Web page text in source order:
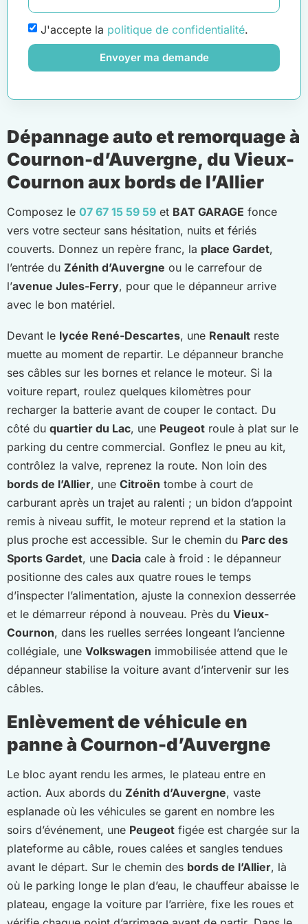
J'accepte la politique de confidentialité.
Envoyer ma demande
Dépannage auto et remorquage à
Cournon-d’Auvergne, du Vieux-
Cournon aux bords de l’Allier
Composez le 07 67 15 59 59 et BAT GARAGE fonce
vers votre secteur sans hésitation, nuits et fériés
couverts. Donnez un repère franc, la place Gardet,
l’entrée du Zénith d’Auvergne ou le carrefour de
l’avenue Jules-Ferry, pour que le dépanneur arrive
avec le bon matériel.
Devant le lycée René-Descartes, une Renault reste
muette au moment de repartir. Le dépanneur branche
ses câbles sur les bornes et relance le moteur. Si la
voiture repart, roulez quelques kilomètres pour
recharger la batterie avant de couper le contact. Du
côté du quartier du Lac, une Peugeot roule à plat sur le
parking du centre commercial. Gonflez le pneu au kit,
contrôlez la valve, reprenez la route. Non loin des
bords de l’Allier, une Citroën tombe à court de
carburant après un trajet au ralenti ; un bidon d’appoint
remis à niveau suffit, le moteur reprend et la station la
plus proche est accessible. Sur le chemin du Parc des
Sports Gardet, une Dacia cale à froid : le dépanneur
positionne des cales aux quatre roues le temps
d’inspecter l’alimentation, ajuste la connexion desserrée
et le démarreur répond à nouveau. Près du Vieux-
Cournon, dans les ruelles serrées longeant l’ancienne
collégiale, une Volkswagen immobilisée attend que le
dépanneur stabilise la voiture avant d’intervenir sur les
câbles.
Enlèvement de véhicule en
panne à Cournon-d’Auvergne
Le bloc ayant rendu les armes, le plateau entre en
action. Aux abords du Zénith d’Auvergne, vaste
esplanade où les véhicules se garent en nombre les
soirs d’événement, une Peugeot figée est chargée sur la
plateforme au câble, roues calées et sangles tendues
avant le départ. Sur le chemin des bords de l’Allier, là
où le parking longe le plan d’eau, le chauffeur abaisse le
plateau, engage la voiture par l’arrière, fixe les roues et